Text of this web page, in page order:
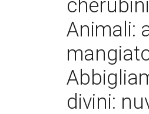
Animali:
divini: